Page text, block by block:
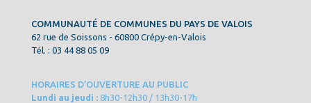
COMMUNAUTÉ DE COMMUNES DU PAYS DE VALOIS
62 rue de Soissons - 60800 Crépy-en-Valois
Tél. : 03 44 88 05 09
HORAIRES D’OUVERTURE AU PUBLIC
Lundi au jeudi : 8h30-12h30 / 13h30-17h